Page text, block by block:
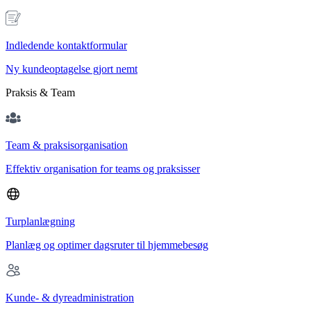
Indledende kontaktformular
Ny kundeoptagelse gjort nemt
Praksis & Team
Team & praksisorganisation
Effektiv organisation for teams og praksisser
Turplanlægning
Planlæg og optimer dagsruter til hjemmebesøg
Kunde- & dyreadministration